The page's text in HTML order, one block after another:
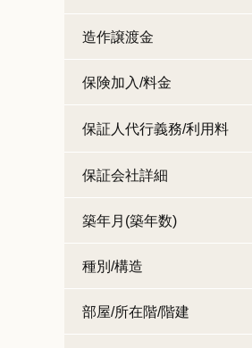
造作譲渡金
保険加入/料金
保証人代行義務/利用料
保証会社詳細
築年月(築年数)
種別/構造
部屋/所在階/階建